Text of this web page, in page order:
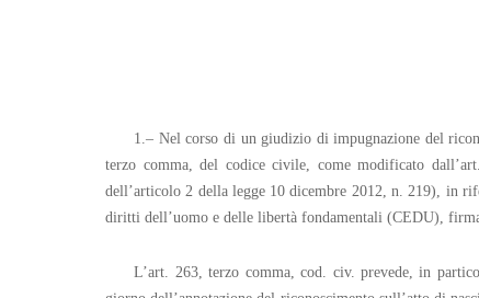
1.– Nel corso di un giudizio di impugnazione del
terzo comma, del codice civile, come modificato
dell’articolo 2 della legge 10 dicembre 2012, n. 219), in
diritti dell’uomo e delle libertà fondamentali (CEDU),
L’art. 263, terzo comma, cod. civ. prevede, in